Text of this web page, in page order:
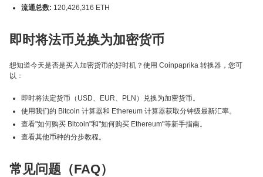
流通总数: 120,426,316 ETH
即时将法币兑换为加密货币
想知道今天是否是买入加密货币的好时机？使用 Coinpaprika 转换器，您可
以：
即时将法定货币（USD、EUR、PLN）兑换为加密货币。
使用我们的 Bitcoin 计算器和 Ethereum 计算器获取分钟级最新汇率。
查看"如何购买 Bitcoin"和"如何购买 Ethereum"等新手指南。
查看其他币种的分步教程。
常见问题（FAQ）